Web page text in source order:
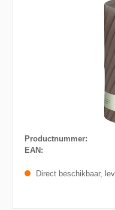
Productnummer:
EAN:
Direct beschikbaar,